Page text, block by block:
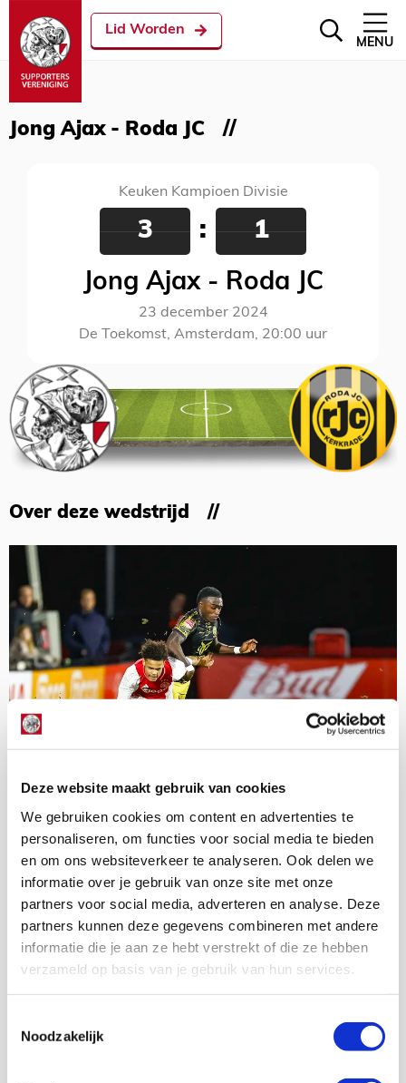
Deze website maakt gebruik van cookies
We gebruiken cookies om content en advertenties te
personaliseren, om functies voor social media te bieden
en om ons websiteverkeer te analyseren. Ook delen we
informatie over je gebruik van onze site met onze
partners voor social media, adverteren en analyse. Deze
partners kunnen deze gegevens combineren met andere
informatie die je aan ze hebt verstrekt of die ze hebben
verzameld op basis van je gebruik van hun services.
Noodzakelijk
Lid Worden
MENU
Jong Ajax - Roda JC
Keuken Kampioen Divisie
3 : 1
Jong Ajax - Roda JC
23 december 2024
De Toekomst, Amsterdam, 20:00 uur
Over deze wedstrijd
Jong Ajax staat z’n mannetje en
wint van Roda JC
24 december 2024 - 08:03
Dankzij doelpunten van Nassef Chourak, Julian
met een zwaarbevochten 3-1-zege op het fysiek